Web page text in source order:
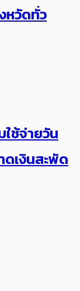
หวัดทั่ว
ช้จ่ายวัน
ดเงินสะพัด​